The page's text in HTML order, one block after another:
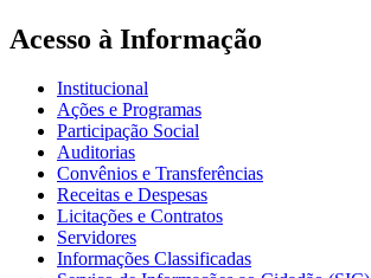
Acesso à Informação
Institucional
Ações e Programas
Participação Social
Auditorias
Convênios e Transferências
Receitas e Despesas
Licitações e Contratos
Servidores
Informações Classificadas